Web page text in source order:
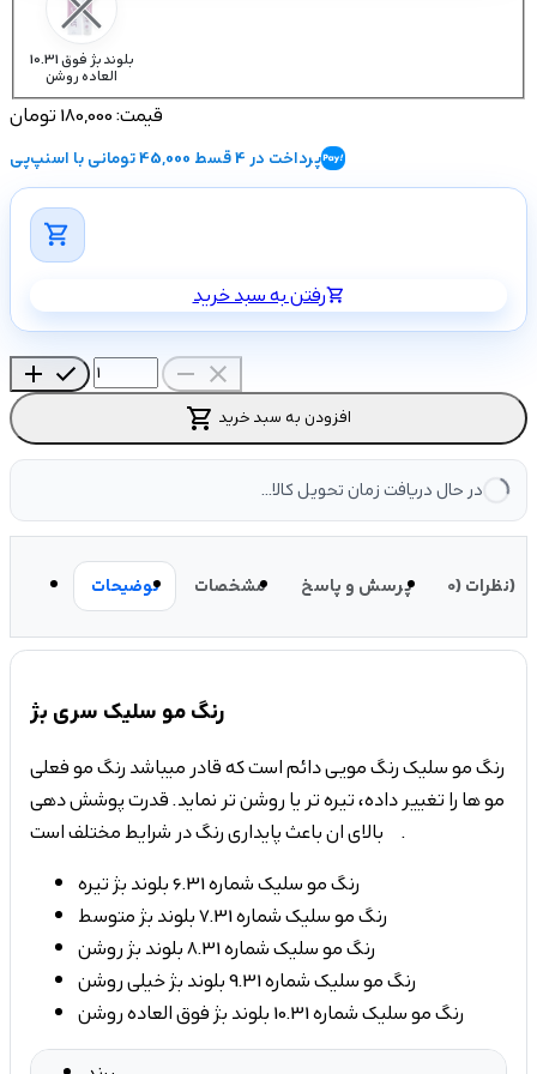
10.31 بلوند بژ فوق
العاده روشن
قیمت:
پرداخت در 4 قسط 45,000 تومانی با اسنپ‌پی
shopping_cart
رفتن به سبد خریدshopping_cart
add check remove close
shopping_cart افزودن به سبد خرید
در حال دریافت زمان تحویل کالا...
توضیحات مشخصات پرسش و پاسخ نظرات (0)
رنگ مو سلیک سری بژ
رنگ مو سلیک رنگ مویی دائم است که قادر میباشد رنگ مو فعلی
مو ها را تغییر داده، تیره تر یا روشن تر نماید. قدرت پوشش دهی
بالای ان باعث پایداری رنگ در شرایط مختلف است .
رنگ مو سلیک شماره 6.31 بلوند بژ تیره
رنگ مو سلیک شماره 7.31 بلوند بژ متوسط
رنگ مو سلیک شماره 8.31 بلوند بژ روشن
رنگ مو سلیک شماره 9.31 بلوند بژ خیلی روشن
رنگ مو سلیک شماره 10.31 بلوند بژ فوق العاده روشن